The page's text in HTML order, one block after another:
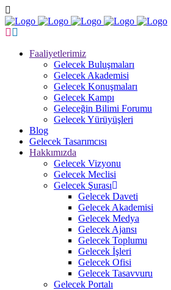
Faaliyetlerimiz
Gelecek Buluşmaları
Gelecek Akademisi
Gelecek Konuşmaları
Gelecek Kampı
Geleceğin Bilimi Forumu
Gelecek Yürüyüşleri
Blog
Gelecek Tasarımcısı
Hakkımızda
Gelecek Vizyonu
Gelecek Meclisi
Gelecek Şurası
Gelecek Daveti
Gelecek Akademisi
Gelecek Medya
Gelecek Ajansı
Gelecek Toplumu
Gelecek İşleri
Gelecek Ofisi
Gelecek Tasavvuru
Gelecek Portalı